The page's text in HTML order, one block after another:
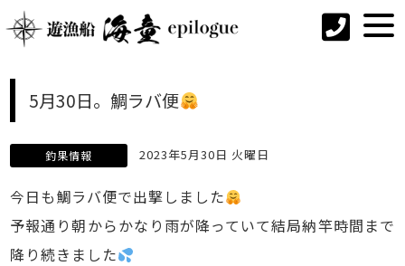
5月30日。鯛ラバ便
釣果情報 2023年5月30日 火曜日
今日も鯛ラバ便で出撃しました
予報通り朝からかなり雨が降っていて結局納竿時間まで
降り続きました